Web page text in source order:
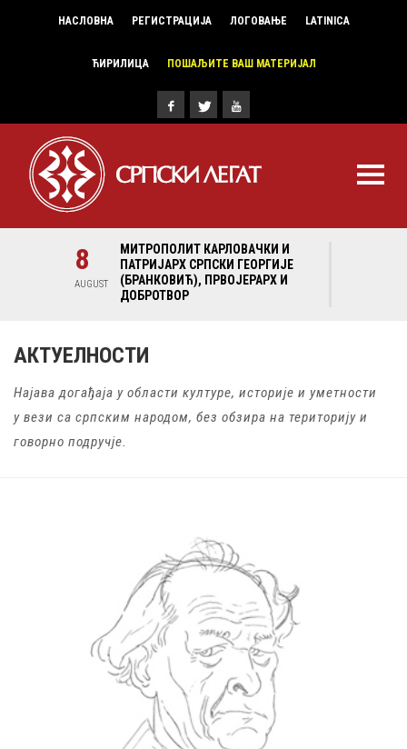
НАСЛОВНА РЕГИСТРАЦИЈА ЛОГОВАЊЕ LATINICA
ЋИРИЛИЦА ПОШАЉИТЕ ВАШ МАТЕРИЈАЛ
8
AUGUST
МИТРОПОЛИТ КАРЛОВАЧКИ И
ПАТРИЈАРХ СРПСКИ ГЕОРГИЈЕ
(БРАНКОВИЋ), ПРВОЈЕРАРХ И
ДОБРОТВОР
АКТУЕЛНОСТИ
Најава догађаја у области културе, историје и уметности
у вези са српским народом, без обзира на територију и
говорно подручје.